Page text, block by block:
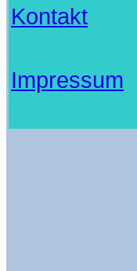
Kontakt
Impressum